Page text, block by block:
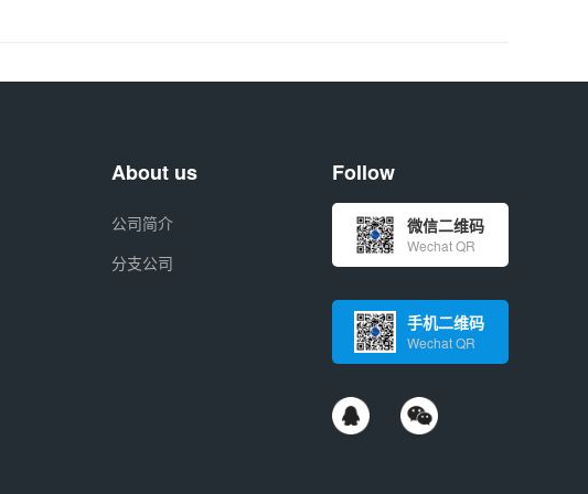
About us
公司简介
分支公司
Follow
微信二维码
Wechat QR
手机二维码
Wechat QR